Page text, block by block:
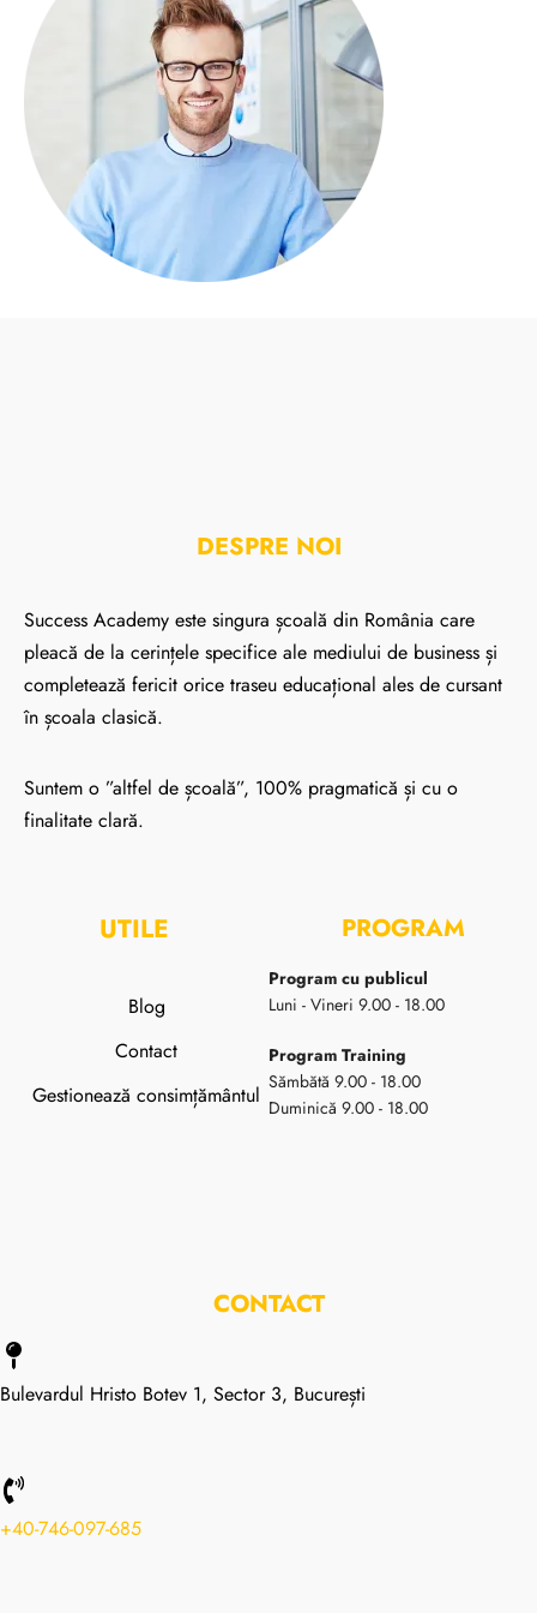
DESPRE NOI
Success Academy este singura școală din România care
pleacă de la cerințele specifice ale mediului de business și
completează fericit orice traseu educațional ales de cursant
în școala clasică.
Suntem o ”altfel de școală”, 100% pragmatică și cu o
finalitate clară.
UTILE
Blog
Contact
Gestionează consimțământul
PROGRAM
Program cu publicul
Luni - Vineri 9.00 - 18.00
Program Training
Sămbătă 9.00 - 18.00
Duminică 9.00 - 18.00
CONTACT
Bulevardul Hristo Botev 1, Sector 3, București
+40-746-097-685